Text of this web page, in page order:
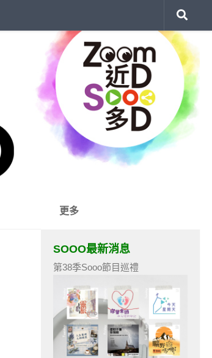
更多
SOOO最新消息
第38季Sooo節目巡禮